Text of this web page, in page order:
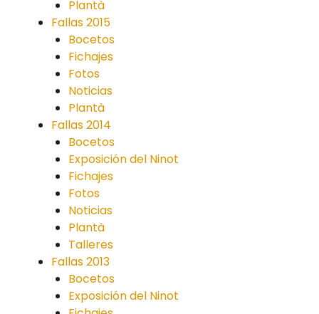
Plantà
Fallas 2015
Bocetos
Fichajes
Fotos
Noticias
Plantà
Fallas 2014
Bocetos
Exposición del Ninot
Fichajes
Fotos
Noticias
Plantà
Talleres
Fallas 2013
Bocetos
Exposición del Ninot